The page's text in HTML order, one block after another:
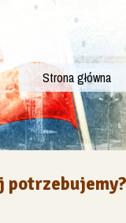
Strona główna